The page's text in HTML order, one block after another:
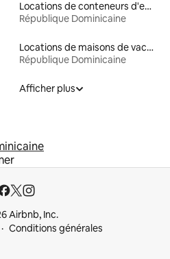
Locations de conteneurs d'expédition
République Dominicaine
Locations de maisons de vacances
République Dominicaine
Afficher plus
Airbnb, Inc.
Conditions générales